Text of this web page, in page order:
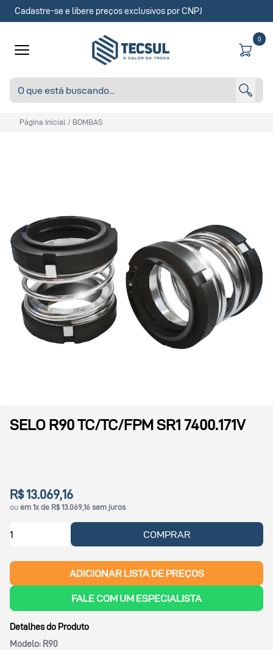
Cadastre-se e libere preços exclusivos por CNPJ
0
Página Inicial / BOMBAS
SELO R90 TC/TC/FPM SR1 7400.171V
R$ 13.069,16
ou em 1x de R$ 13.069,16 sem juros
COMPRAR
ADICIONAR LISTA DE PREÇOS
FALE COM UM ESPECIALISTA
Detalhes do Produto
Modelo: R90